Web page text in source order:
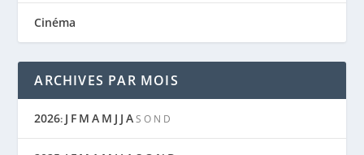
Cinéma
ARCHIVES PAR MOIS
2026: J F M A M J J A S O N D